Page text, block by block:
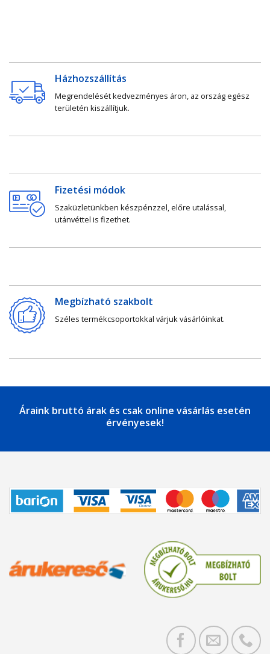
Házhozszállítás
Megrendelését kedvezményes áron, az ország egész
területén kiszállítjuk.
Fizetési módok
Szaküzletünkben készpénzzel, előre utalással,
utánvéttel is fizethet.
Megbízható szakbolt
Széles termékcsoportokkal várjuk vásárlóinkat.
Áraink bruttó árak és csak online vásárlás esetén
érvényesek!